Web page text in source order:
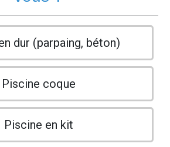
dur (parpaing, béton)
Piscine coque
Piscine en kit